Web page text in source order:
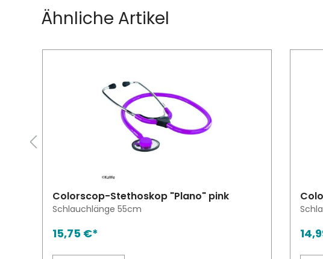
Ähnliche Artikel
Colorscop-Stethoskop "Plano" pink
Schlauchlänge 55cm
15,75 €*